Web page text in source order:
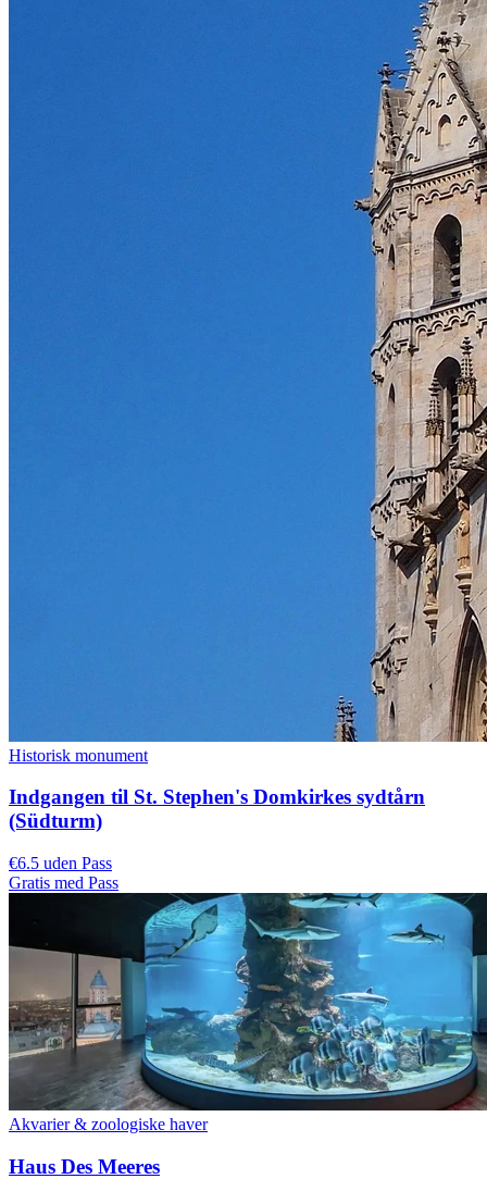
Historisk monument
Indgangen til St. Stephen's Domkirkes sydtårn
(Südturm)
€6.5 uden Pass
Gratis med Pass
Akvarier & zoologiske haver
Haus Des Meeres